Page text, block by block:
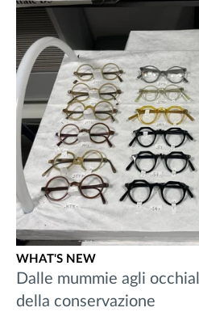
WHAT'S NEW
Dalle mummie agli
della conservazione